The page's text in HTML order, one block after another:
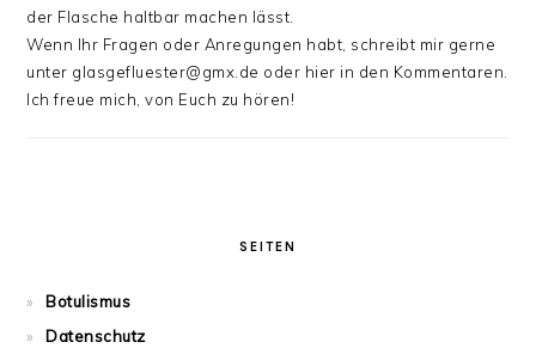
der Flasche haltbar machen lässt.
Wenn Ihr Fragen oder Anregungen habt, schreibt mir gerne
unter glasgefluester@gmx.de oder hier in den Kommentaren.
Ich freue mich, von Euch zu hören!
SEITEN
Botulismus
Datenschutz